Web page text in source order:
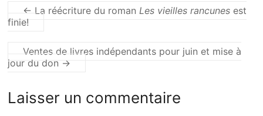
← La réécriture du romanLes vieilles rancunes est
finie!
Ventes de livres indépendants pour juin et mise à
jour du don →
Laisser un commentaire